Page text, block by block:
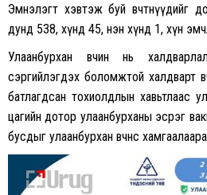
Эмнэлэгт хэвтэж буй өвчтөнүүдийг
дунд 538, хүнд 45, нэн хүнд 1, хүн
Улаанбурхан өвчин нь
сэргийлэгдэх боломжтой халдварт
батлагдсан тохиолдлын хавьтлаас
цагийн дотор улаанбурханы эсрэг
бусдыг улаанбурхан өвчнөөс